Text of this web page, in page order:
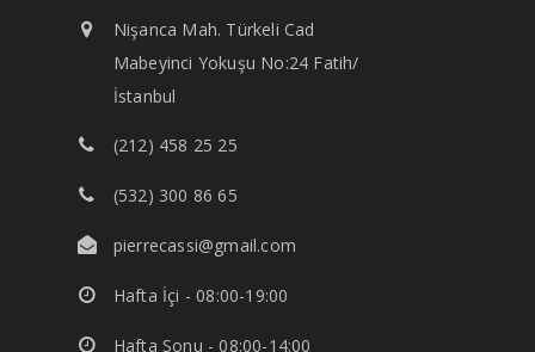
Nişanca Mah. Türkeli Cad
Mabeyinci Yokuşu No:24 Fatih/
İstanbul
(212) 458 25 25
(532) 300 86 65
pierrecassi@gmail.com
Hafta İçi - 08:00-19:00
Hafta Sonu - 08:00-14:00